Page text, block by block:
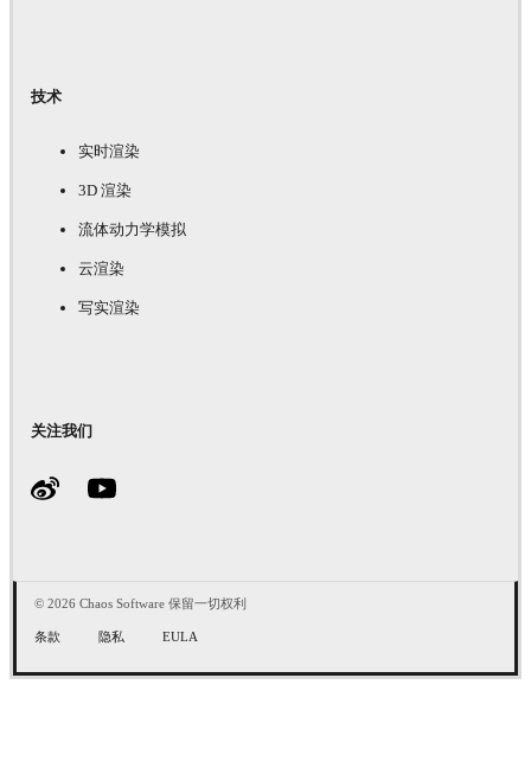
技术
实时渲染
3D 渲染
流体动力学模拟
云渲染
写实渲染
关注我们
© 2026 Chaos Software 保留一切权利
条款 隐私 EULA